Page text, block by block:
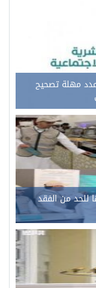
تمدد مهلة تصحيح
للحد من الفقد